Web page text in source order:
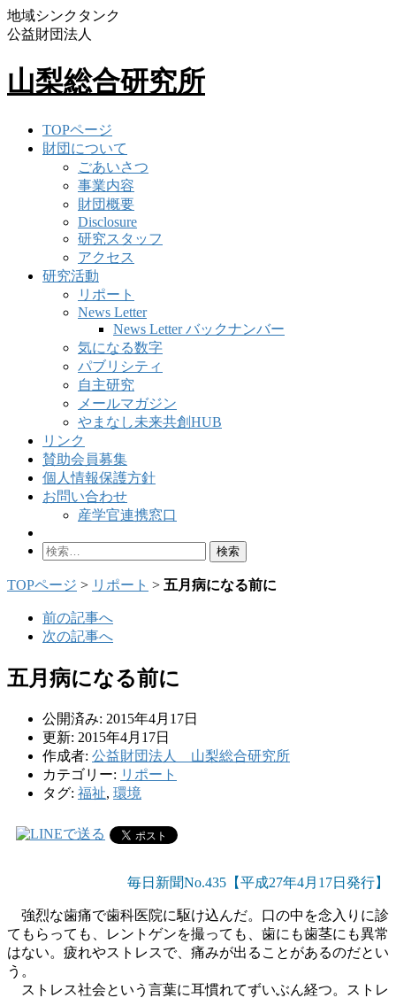
地域シンクタンク
公益財団法人
山梨総合研究所
TOPページ
財団について
ごあいさつ
事業内容
財団概要
Disclosure
研究スタッフ
アクセス
研究活動
リポート
News Letter
News Letter バックナンバー
気になる数字
パブリシティ
自主研究
メールマガジン
やまなし未来共創HUB
リンク
賛助会員募集
個人情報保護方針
お問い合わせ
産学官連携窓口
検
TOPページ > リポート > 五月病になる前に
前の記事へ
次の記事へ
五月病になる前に
公開済み: 2015年4月17日
更新: 2015年4月17日
作成者: 公益財団法人 山梨総合研究所
カテゴリー: リポート
タグ: 福祉, 環境
毎日新聞No.435【平成27年4月17日発行】
強烈な歯痛で歯科医院に駆け込んだ。口の中を念入りに診
てもらっても、レントゲンを撮っても、歯にも歯茎にも異常
はない。疲れやストレスで、痛みが出ることがあるのだとい
う。
ストレス社会という言葉に耳慣れてずいぶん経つ。ストレ